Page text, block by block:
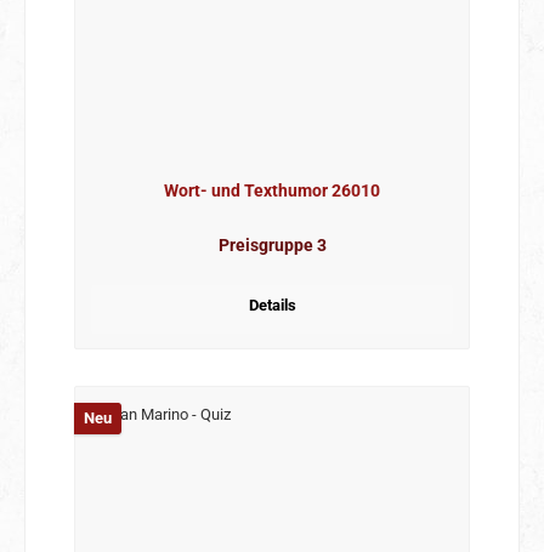
Wort- und Texthumor 26010
Preisgruppe 3
Details
Neu